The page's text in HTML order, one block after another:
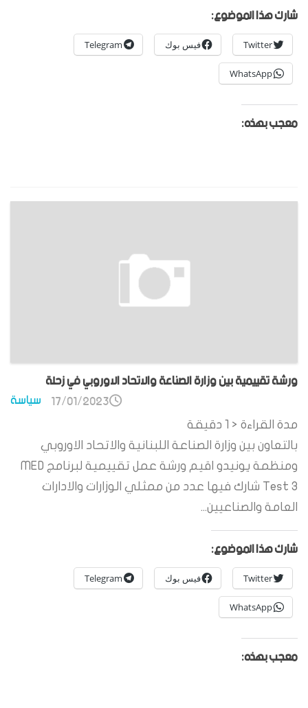
شارك هذا الموضوع:
Twitter فيس بوك Telegram
WhatsApp
معجب بهذه:
ورشة تقييمية بين وزارة الصناعة والاتحاد الاوروبي في زحلة
سياسة 17/01/2023
مدة القراءة < 1
دقيقة
بالتعاون بين وزارة الصناعة اللبنانية والاتحاد الاوروبي
ومنظمة يونيدو اقيم ورشة عمل تقييمية لبرنامج MED
Test 3 شارك فيها عدد من ممثلي الوزارات والادارات
العامة والصناعيين...
شارك هذا الموضوع:
Twitter فيس بوك Telegram
WhatsApp
معجب بهذه: